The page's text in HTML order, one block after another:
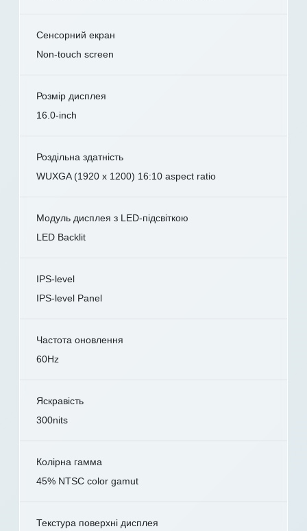
Сенсорний екран
Non-touch screen
Розмір дисплея
16.0-inch
Роздільна здатність
WUXGA (1920 x 1200) 16:10 aspect ratio
Модуль дисплея з LED-підсвіткою
LED Backlit
IPS-level
IPS-level Panel
Частота оновлення
60Hz
Яскравість
300nits
Колірна гамма
45% NTSC color gamut
Текстура поверхні дисплея